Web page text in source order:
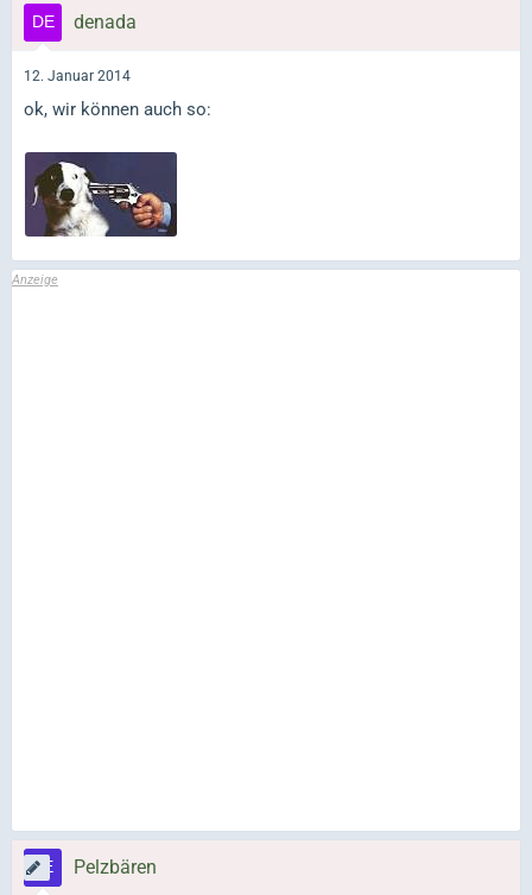
denada
12. Januar 2014
ok, wir können auch so:
Pelzbären